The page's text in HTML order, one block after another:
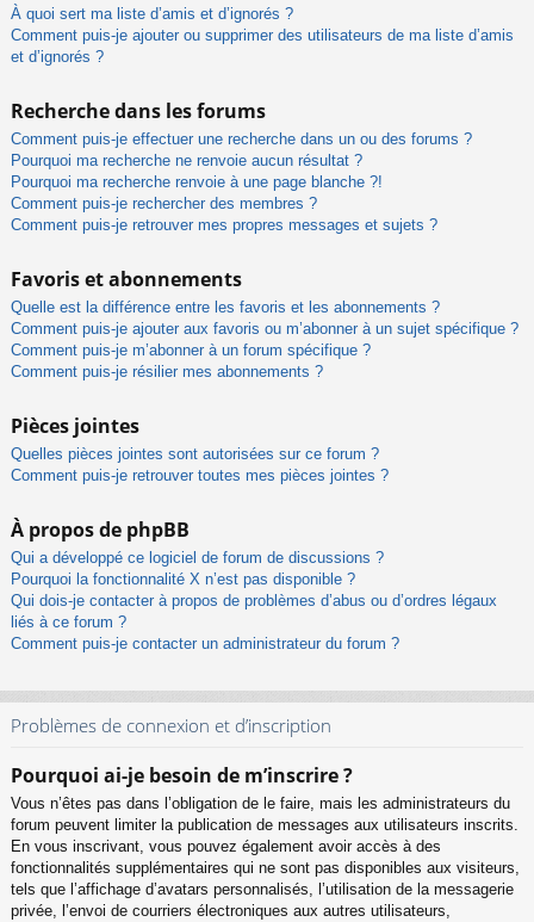
À quoi sert ma liste d’amis et d’ignorés ?
Comment puis-je ajouter ou supprimer des utilisateurs de ma liste d’amis
et d’ignorés ?
Recherche dans les forums
Comment puis-je effectuer une recherche dans un ou des forums ?
Pourquoi ma recherche ne renvoie aucun résultat ?
Pourquoi ma recherche renvoie à une page blanche ?!
Comment puis-je rechercher des membres ?
Comment puis-je retrouver mes propres messages et sujets ?
Favoris et abonnements
Quelle est la différence entre les favoris et les abonnements ?
Comment puis-je ajouter aux favoris ou m’abonner à un sujet spécifique ?
Comment puis-je m’abonner à un forum spécifique ?
Comment puis-je résilier mes abonnements ?
Pièces jointes
Quelles pièces jointes sont autorisées sur ce forum ?
Comment puis-je retrouver toutes mes pièces jointes ?
À propos de phpBB
Qui a développé ce logiciel de forum de discussions ?
Pourquoi la fonctionnalité X n’est pas disponible ?
Qui dois-je contacter à propos de problèmes d’abus ou d’ordres légaux
liés à ce forum ?
Comment puis-je contacter un administrateur du forum ?
Problèmes de connexion et d’inscription
Pourquoi ai-je besoin de m’inscrire ?
Vous n’êtes pas dans l’obligation de le faire, mais les administrateurs du
forum peuvent limiter la publication de messages aux utilisateurs inscrits.
En vous inscrivant, vous pouvez également avoir accès à des
fonctionnalités supplémentaires qui ne sont pas disponibles aux visiteurs,
tels que l’affichage d’avatars personnalisés, l’utilisation de la messagerie
privée, l’envoi de courriers électroniques aux autres utilisateurs,